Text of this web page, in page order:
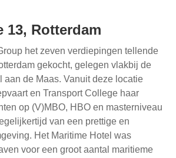
13, Rotterdam
het zeven verdiepingen tellende
gekocht, gelegen vlakbij de
aan de Maas. Vanuit deze locatie
en Transport College haar
op (V)MBO, HBO en masterniveau
van een prettige en
Het Maritime Hotel was
voor een groot aantal maritieme